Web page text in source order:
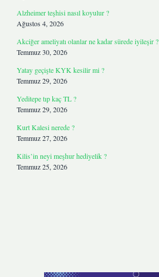
Alzheimer teşhisi nasıl koyulur ?
Ağustos 4, 2026
Akciğer ameliyatı olanlar ne kadar sürede iyileşir ?
Temmuz 30, 2026
Yatay geçişte KYK kesilir mi ?
Temmuz 29, 2026
Yeditepe tıp kaç TL ?
Temmuz 29, 2026
Kurt Kalesi nerede ?
Temmuz 27, 2026
Kilis’in neyi meşhur hediyelik ?
Temmuz 25, 2026